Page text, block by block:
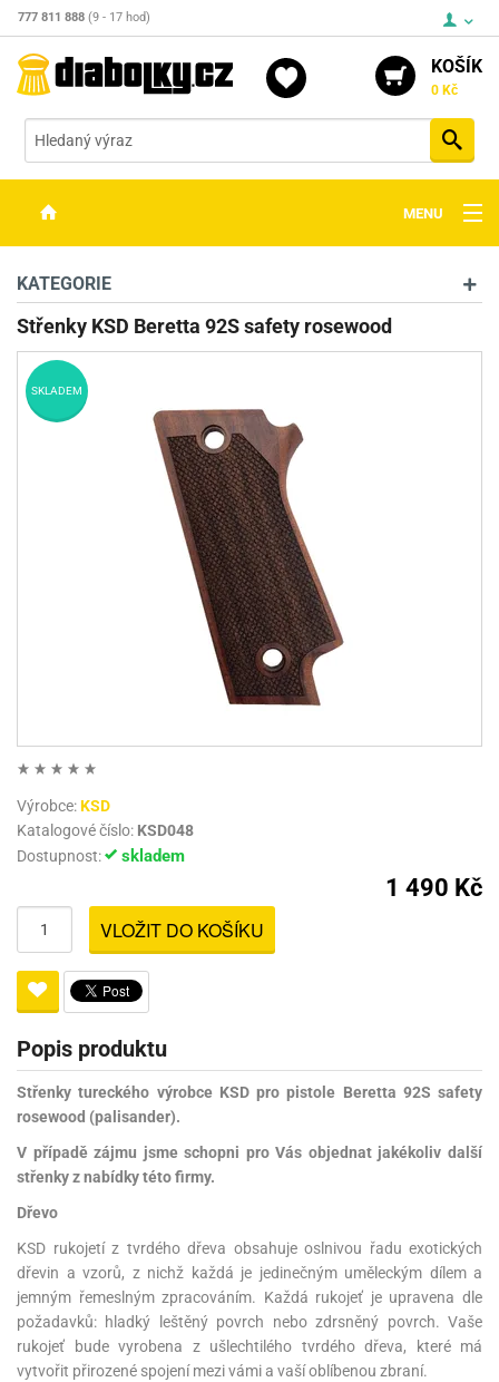
777 811 888 (9 - 17 hod)
KOŠÍK
0 Kč
MENU
OPTIKA
STŘELIVO
PŘÍSLUŠENSTVÍ
DETEKTORY KOVŮ
KATEGORIE
Střenky KSD Beretta 92S safety rosewood
SKLADEM
Výrobce:KSD
Katalogové číslo: KSD048
Dostupnost:
skladem
1 490 Kč
VLOŽIT DO KOŠÍKU
Popis produktu
Střenky tureckého výrobce KSD pro pistole Beretta 92S safety
rosewood (palisander).
V případě zájmu jsme schopni pro Vás objednat jakékoliv další
střenky z nabídky této firmy.
Dřevo
KSD rukojetí z tvrdého dřeva obsahuje oslnivou řadu exotických
dřevin a vzorů, z nichž každá je jedinečným uměleckým dílem a
jemným řemeslným zpracováním. Každá rukojeť je upravena dle
požadavků: hladký leštěný povrch nebo zdrsněný povrch. Vaše
rukojeť bude vyrobena z ušlechtilého tvrdého dřeva, které má
vytvořit přirozené spojení mezi vámi a vaší oblíbenou zbraní.